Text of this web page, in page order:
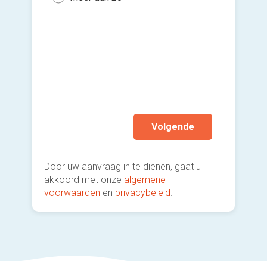
Volgende
Door uw aanvraag in te dienen, gaat u
akkoord met onze algemene
voorwaarden en privacybeleid